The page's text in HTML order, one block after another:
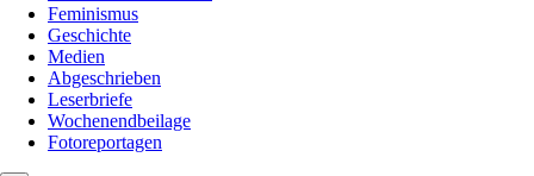
Feminismus
Geschichte
Medien
Abgeschrieben
Leserbriefe
Wochenendbeilage
Fotoreportagen